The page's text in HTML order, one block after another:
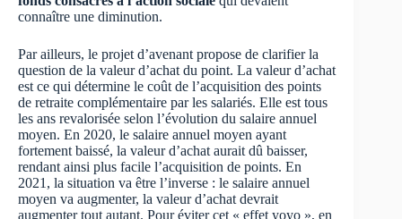
connaître une diminution.
Par ailleurs, le projet d’avenant propose de clarifier la
question de la valeur d’achat du point. La valeur d’achat
est ce qui détermine le coût de l’acquisition des points
de retraite complémentaire par les salariés. Elle est tous
les ans revalorisée selon l’évolution du salaire annuel
moyen. En 2020, le salaire annuel moyen ayant
fortement baissé, la valeur d’achat aurait dû baisser,
rendant ainsi plus facile l’acquisition de points. En
2021, la situation va être l’inverse : le salaire annuel
moyen va augmenter, la valeur d’achat devrait
augmenter tout autant. Pour éviter cet « effet yoyo », en